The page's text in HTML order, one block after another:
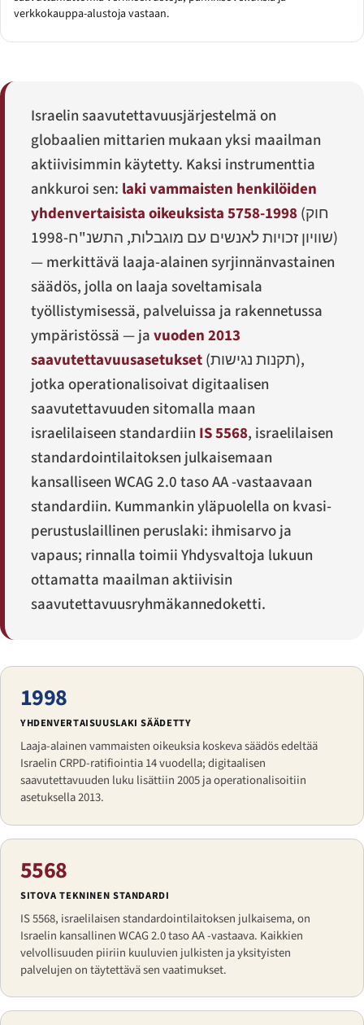
verkkokauppa-alustoja vastaan.
Israelin saavutettavuusjärjestelmä on
globaalien mittarien mukaan yksi maailman
aktiivisimmin käytetty. Kaksi instrumenttia
ankkuroi sen: laki vammaisten henkilöiden
yhdenvertaisista oikeuksista 5758-1998(חוק
שוויון זכויות לאנשים עם מוגבלות, התשנ"ח-1998)
— merkittävä laaja-alainen syrjinnänvastainen
säädös, jolla on laaja soveltamisala
työllistymisessä, palveluissa ja rakennetussa
ympäristössä — javuoden 2013
saavutettavuusasetukset(תקנות נגישות),
jotka operationalisoivat digitaalisen
saavutettavuuden sitomalla maan
israelilaiseen standardiin IS 5568, israelilaisen
standardointilaitoksen julkaisemaan
kansalliseen WCAG 2.0 taso AA -vastaavaan
standardiin. Kummankin yläpuolella on kvasi-
perustuslaillinen peruslaki: ihmisarvo ja
vapaus; rinnalla toimii Yhdysvaltoja lukuun
ottamatta maailman aktiivisin
saavutettavuusryhmäkannedoketti.
1998
YHDENVERTAISUUSLAKI SÄÄDETTY
Laaja-alainen vammaisten oikeuksia koskeva säädös edeltää
Israelin CRPD-ratifiointia 14 vuodella; digitaalisen
saavutettavuuden luku lisättiin 2005 ja operationalisoitiin
asetuksella 2013.
5568
SITOVA TEKNINEN STANDARDI
IS 5568, israelilaisen standardointilaitoksen julkaisema, on
Israelin kansallinen WCAG 2.0 taso AA -vastaava. Kaikkien
velvollisuuden piiriin kuuluvien julkisten ja yksityisten
palvelujen on täytettävä sen vaatimukset.